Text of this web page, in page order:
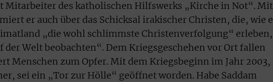
Mitarbeiter des katholischen Hilfswerks „Kirche in Not“. Mit
er auch über das Schicksal irakischer Christen, die, wie
„die wohl schlimmste Christenverfolgung“ erleben,
der Welt beobachten“. Dem Kriegsgeschehen vor Ort fallen
Menschen zum Opfer. Mit dem Kriegsbeginn im Jahr 2003,
sei ein „Tor zur Hölle“ geöffnet worden. Habe Saddam